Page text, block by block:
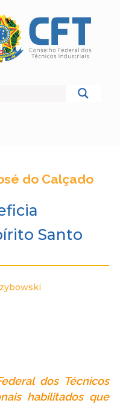
do Calçado
Santo
dos Técnicos
habilitados que